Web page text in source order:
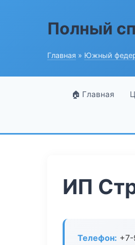
Полный
Главная » Южный
🏠 Главная
ИП
Телефон: